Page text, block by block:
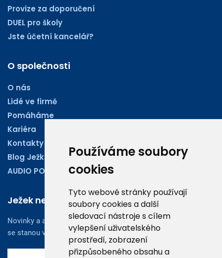
Používáme soubory
cookies
Tyto webové stránky používají
soubory cookies a další
sledovací nástroje s cílem
vylepšení uživatelského
prostředí, zobrazení
přizpůsobeného obsahu a
Provize za doporučení
DUEL pro školy
Jste účetní kancelář?
O společnosti
O nás
Lidé ve firmě
Pomáháme
Kariéra
Kontakty
Blog Ježkoviny
AUDIO PODCASTY
Ježek newsletter
Novinky a aktuality z oboru účetnictví, obchodu či legislativy
se stanou vaším dobrým rádcem.